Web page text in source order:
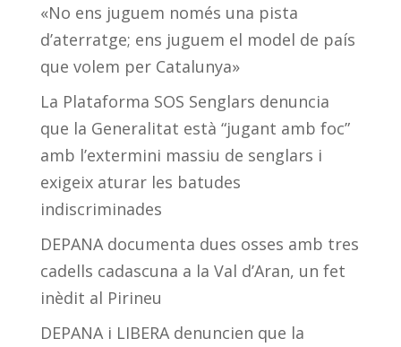
«No ens juguem només una pista
d’aterratge; ens juguem el model de país
que volem per Catalunya»
La Plataforma SOS Senglars denuncia
que la Generalitat està “jugant amb foc”
amb l’extermini massiu de senglars i
exigeix aturar les batudes
indiscriminades
DEPANA documenta dues osses amb tres
cadells cadascuna a la Val d’Aran, un fet
inèdit al Pirineu
DEPANA i LIBERA denuncien que la